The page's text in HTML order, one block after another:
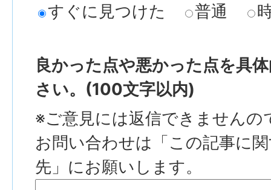
すぐに見つけた
普通
良かった点や悪かった点を具
さい。(100文字以内)
※ご意見には返信できませんの
お問い合わせは「この記事に
先」にお願いします。